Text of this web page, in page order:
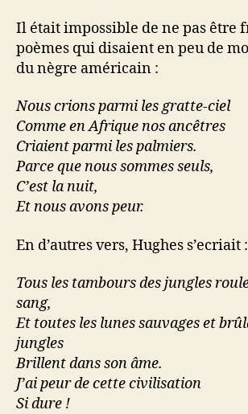
Il était impossible de ne pas être
poèmes qui disaient en peu de
du nègre américain :
Nous crions parmi les gratte-ciel
Comme en Afrique nos ancêtres
Criaient parmi les palmiers.
Parce que nous sommes seuls,
C’est la nuit,
Et nous avons peur.
En d’autres vers, Hughes s’ecriait :
Tous les tambours des jungles
sang,
Et toutes les lunes sauvages et
jungles
Brillent dans son âme.
J’ai peur de cette civilisation
Si dure !